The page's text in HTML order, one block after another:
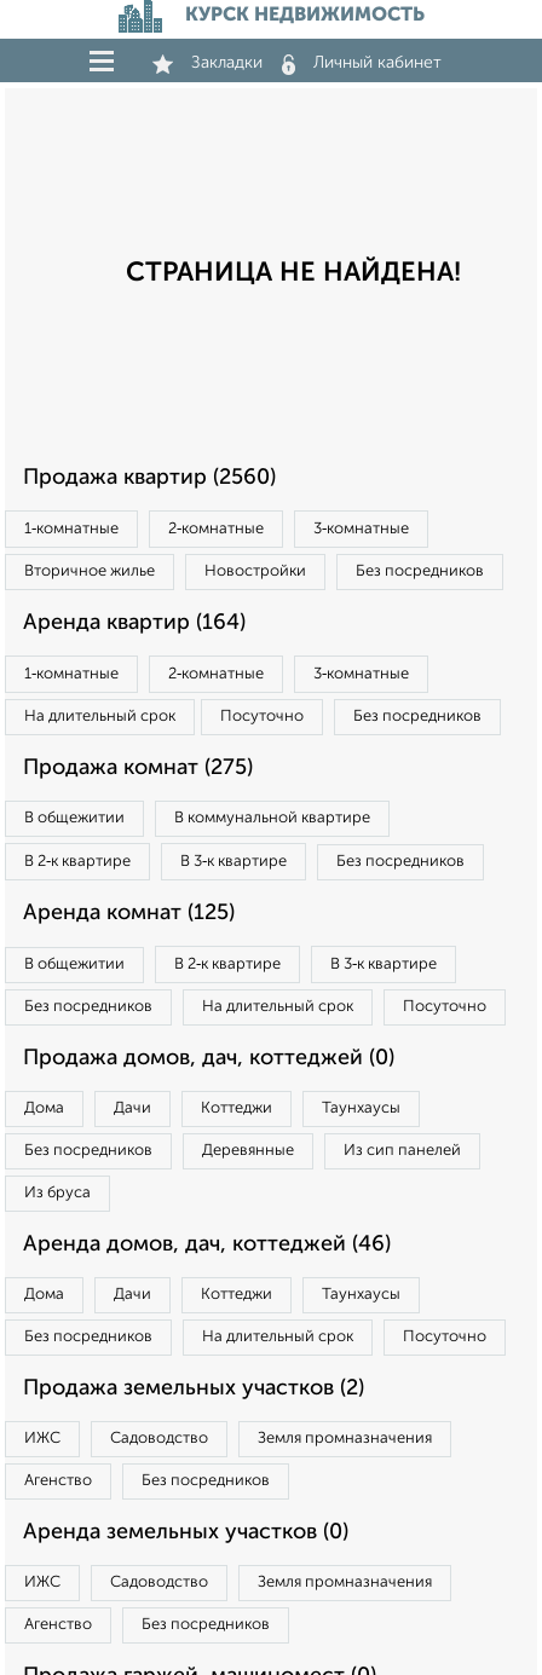
КУРСК НЕДВИЖИМОСТЬ
Закладки Личный кабинет
СТРАНИЦА НЕ НАЙДЕНА!
Продажа квартир (2560)
1‑комнатные 2‑комнатные 3‑комнатные
Вторичное жилье Новостройки Без посредников
Аренда квартир (164)
1‑комнатные 2‑комнатные 3‑комнатные
На длительный срок Посуточно Без посредников
Продажа комнат (275)
В общежитии В коммунальной квартире
В 2‑к квартире В 3‑к квартире Без посредников
Аренда комнат (125)
В общежитии В 2‑к квартире В 3‑к квартире
Без посредников На длительный срок Посуточно
Продажа домов, дач, коттеджей (0)
Дома Дачи Коттеджи Таунхаусы
Без посредников Деревянные Из сип панелей
Из бруса
Аренда домов, дач, коттеджей (46)
Дома Дачи Коттеджи Таунхаусы
Без посредников На длительный срок Посуточно
Продажа земельных участков (2)
ИЖС Садоводство Земля промназначения
Агенство Без посредников
Аренда земельных участков (0)
ИЖС Садоводство Земля промназначения
Агенство Без посредников